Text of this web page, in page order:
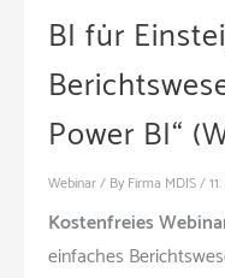
BI für
Power BI“
Webinar/ By Firma MDIS/
Kostenfreies
einfaches